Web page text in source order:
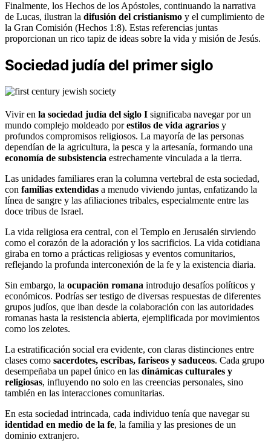
Finalmente, los Hechos de los Apóstoles, continuando la narrativa
de Lucas, ilustran la difusión del cristianismo y el cumplimiento de
la Gran Comisión (Hechos 1:8). Estas referencias juntas
proporcionan un rico tapiz de ideas sobre la vida y misión de Jesús.
Sociedad judía del primer siglo
Vivir en la sociedad judía del siglo I significaba navegar por un
mundo complejo moldeado porestilos de vida agrarios y
profundos compromisos religiosos. La mayoría de las personas
dependían de la agricultura, la pesca y la artesanía, formando una
economía de subsistencia estrechamente vinculada a la tierra.
Las unidades familiares eran la columna vertebral de esta sociedad,
con familias extendidas a menudo viviendo juntas, enfatizando la
línea de sangre y las afiliaciones tribales, especialmente entre las
doce tribus de Israel.
La vida religiosa era central, con el Templo en Jerusalén sirviendo
como el corazón de la adoración y los sacrificios. La vida cotidiana
giraba en torno a prácticas religiosas y eventos comunitarios,
reflejando la profunda interconexión de la fe y la existencia diaria.
Sin embargo, la ocupación romana introdujo desafíos políticos y
económicos. Podrías ser testigo de diversas respuestas de diferentes
grupos judíos, que iban desde la colaboración con las autoridades
romanas hasta la resistencia abierta, ejemplificada por movimientos
como los zelotes.
La estratificación social era evidente, con claras distinciones entre
clases como sacerdotes, escribas, fariseos y saduceos. Cada grupo
desempeñaba un papel único en las dinámicas culturales y
religiosas, influyendo no solo en las creencias personales, sino
también en las interacciones comunitarias.
En esta sociedad intrincada, cada individuo tenía que navegar su
identidad en medio de la fe, la familia y las presiones de un
dominio extranjero.